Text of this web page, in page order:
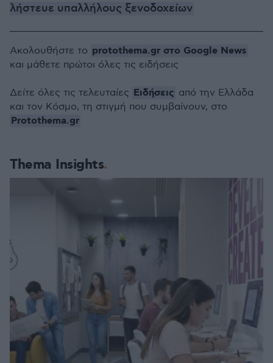
λήστευε υπαλλήλους ξενοδοχείων
Thema Insights
Ακολουθήστε το protothema.gr στο Google News
και μάθετε πρώτοι όλες τις ειδήσεις
Δείτε όλες τις τελευταίες Ειδήσεις από την Ελλάδα
και τον Κόσμο, τη στιγμή που συμβαίνουν, στο
Protothema.gr